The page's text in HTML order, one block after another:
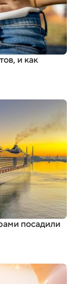
,и как
посадили